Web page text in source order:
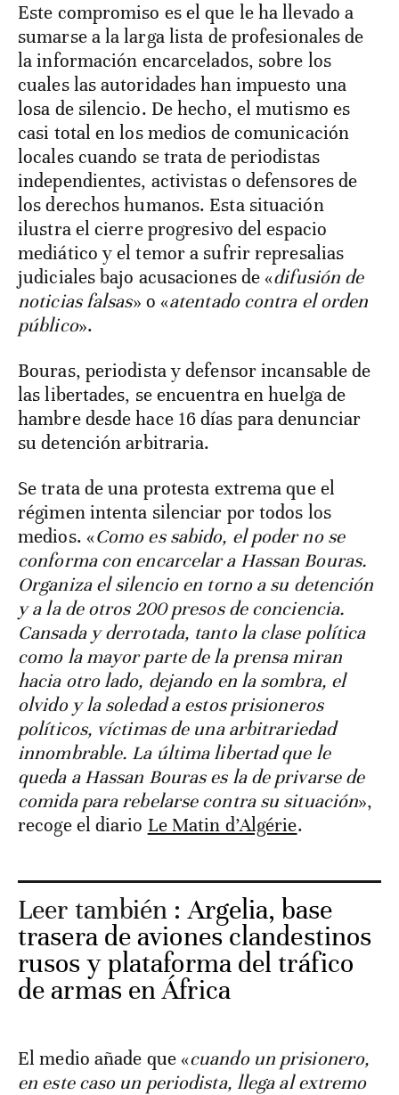
Este compromiso es el que le ha llevado a
sumarse a la larga lista de profesionales de
la información encarcelados, sobre los
cuales las autoridades han impuesto una
losa de silencio. De hecho, el mutismo es
casi total en los medios de comunicación
locales cuando se trata de periodistas
independientes, activistas o defensores de
los derechos humanos. Esta situación
ilustra el cierre progresivo del espacio
mediático y el temor a sufrir represalias
judiciales bajo acusaciones de «difusión de
noticias falsas» o «atentado contra el orden
público».
Bouras, periodista y defensor incansable de
las libertades, se encuentra en huelga de
hambre desde hace 16 días para denunciar
su detención arbitraria.
Se trata de una protesta extrema que el
régimen intenta silenciar por todos los
medios. «Como es sabido, el poder no se
conforma con encarcelar a Hassan Bouras.
Organiza el silencio en torno a su detención
y a la de otros 200 presos de conciencia.
Cansada y derrotada, tanto la clase política
como la mayor parte de la prensa miran
hacia otro lado, dejando en la sombra, el
olvido y la soledad a estos prisioneros
políticos, víctimas de una arbitrariedad
innombrable. La última libertad que le
queda a Hassan Bouras es la de privarse de
comida para rebelarse contra su situación»,
recoge el diario Le Matin d’Algérie.
Leer también :Argelia, base
trasera de aviones clandestinos
rusos y plataforma del tráfico
de armas en África
El medio añade que «cuando un prisionero,
en este caso un periodista, llega al extremo